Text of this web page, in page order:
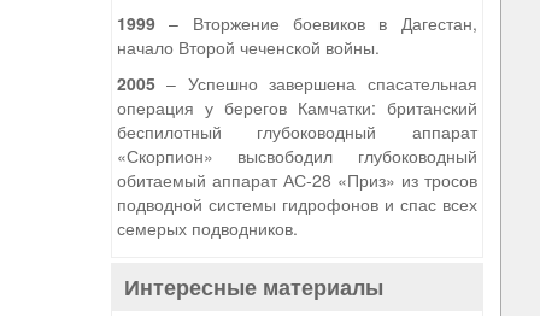
1999– Вторжение боевиков в Дагестан,
начало Второй чеченской войны.
2005– Успешно завершена спасательная
операция у берегов Камчатки: британский
беспилотный глубоководный аппарат
«Скорпион» высвободил глубоководный
обитаемый аппарат АС-28 «Приз» из тросов
подводной системы гидрофонов и спас всех
семерых подводников.
Интересные материалы